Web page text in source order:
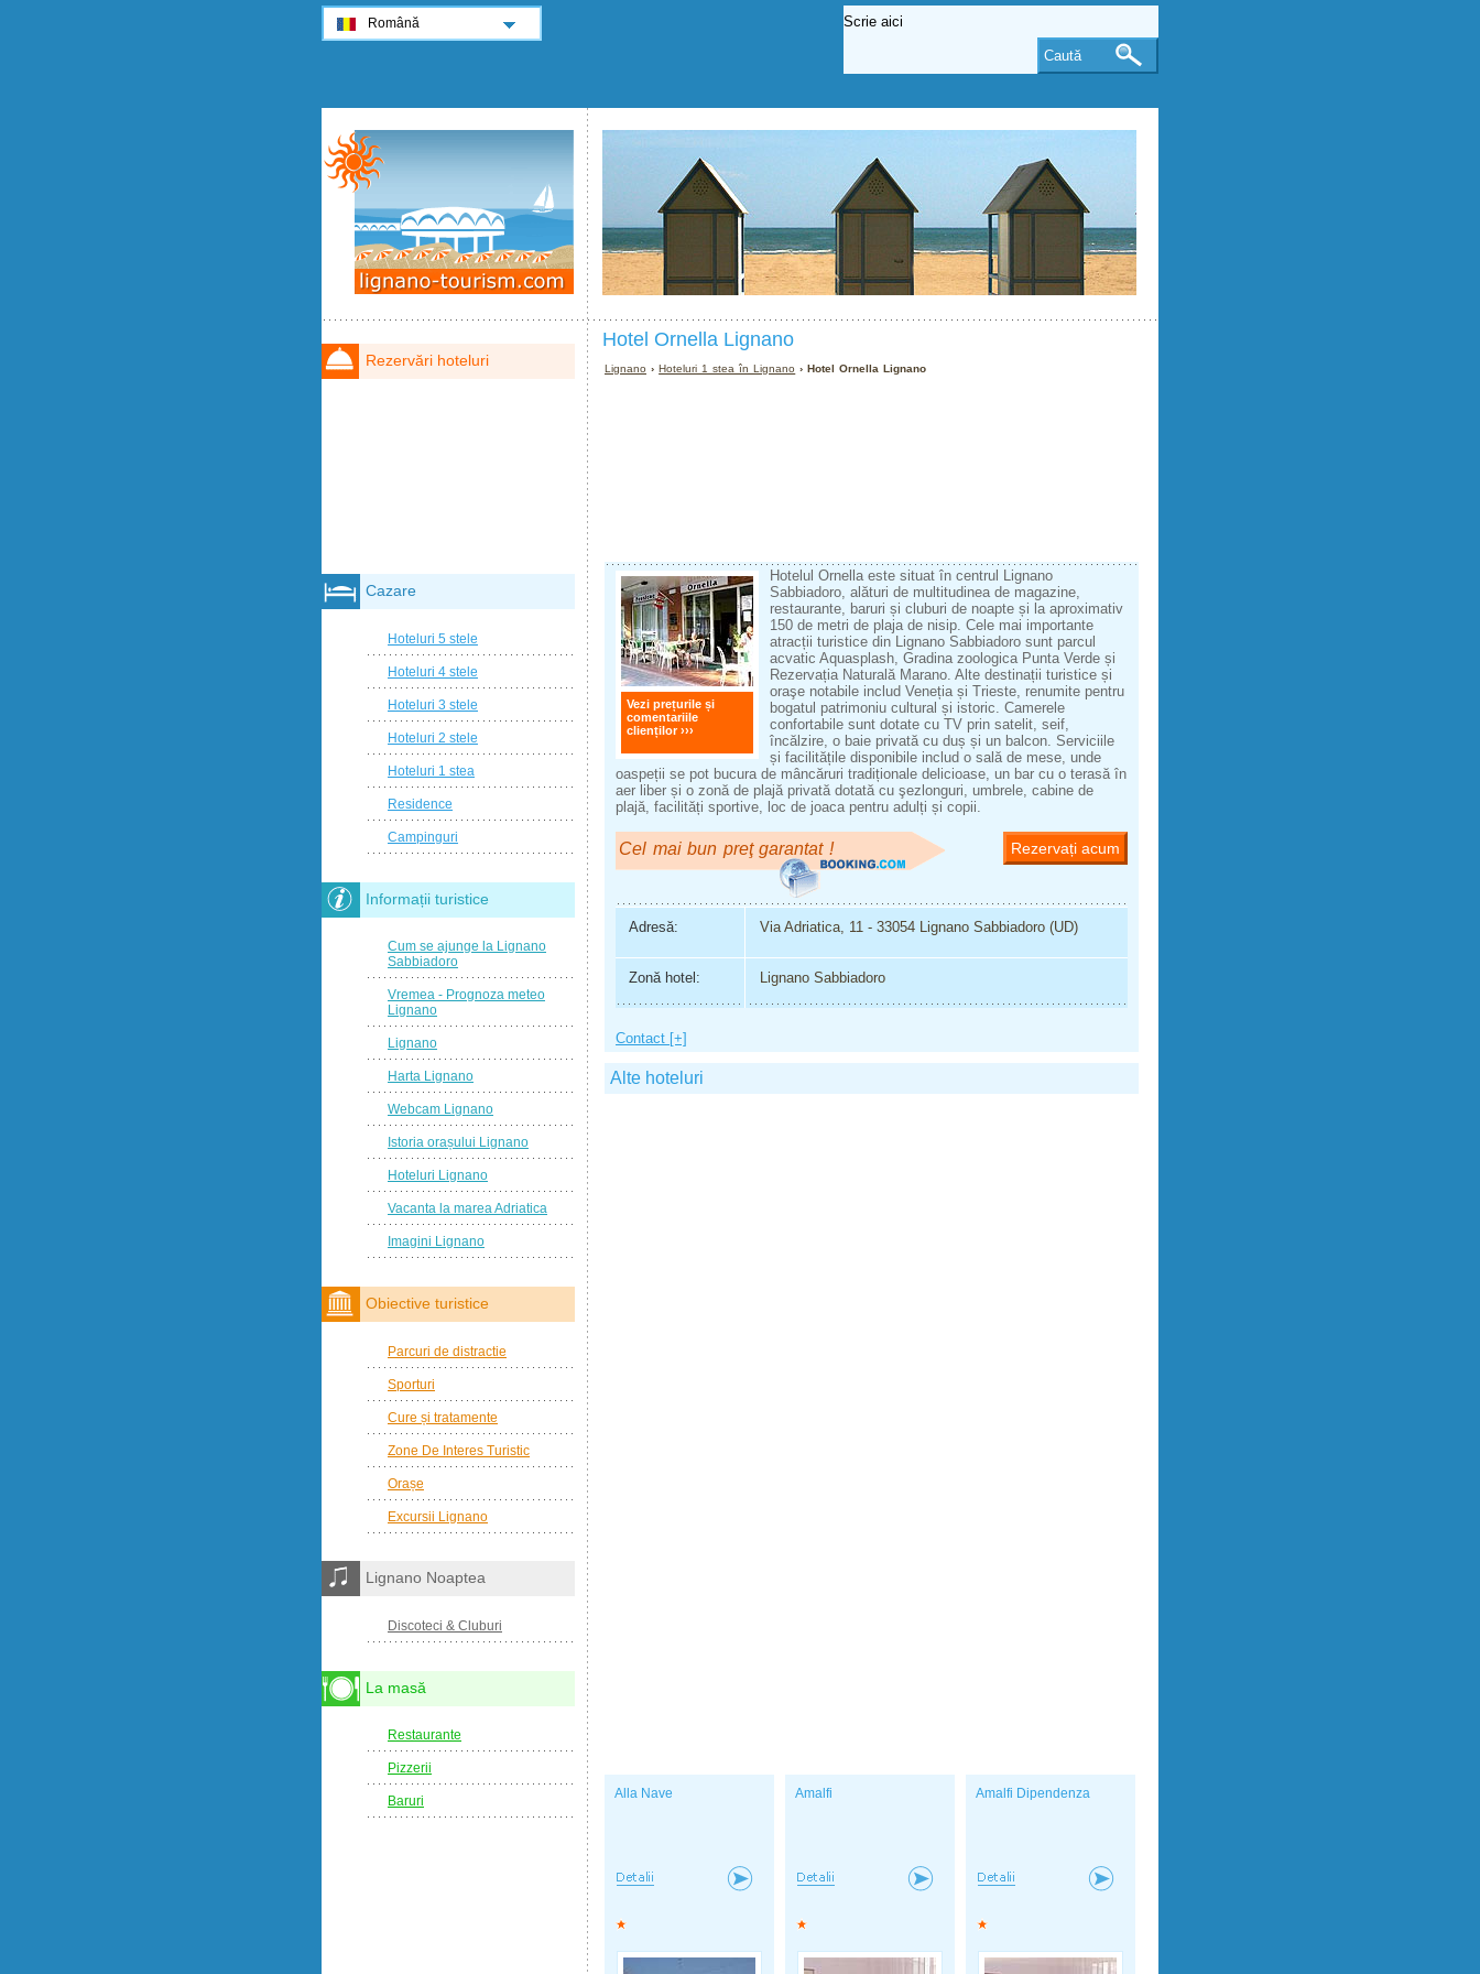
Hotel Ornella Lignano
Lignano ›Hoteluri 1 stea în Lignano › Hotel Ornella Lignano
Vezi prețurile și
comentariile
clienților ›››
Hotelul Ornella este situat în centrul Lignano
Sabbiadoro, alături de multitudinea de magazine,
restaurante, baruri și cluburi de noapte și la aproximativ
150 de metri de plaja de nisip. Cele mai importante
atracții turistice din Lignano Sabbiadoro sunt parcul
acvatic Aquasplash, Gradina zoologica Punta Verde și
Rezervația Naturală Marano. Alte destinații turistice și
oraşe notabile includ Veneția și Trieste, renumite pentru
bogatul patrimoniu cultural și istoric. Camerele
confortabile sunt dotate cu TV prin satelit, seif,
încălzire, o baie privată cu duș și un balcon. Serviciile
și facilitățile disponibile includ o sală de mese, unde
oaspeții se pot bucura de mâncăruri tradiționale delicioase, un bar cu o terasă în
aer liber și o zonă de plajă privată dotată cu şezlonguri, umbrele, cabine de
plajă, facilități sportive, loc de joaca pentru adulți și copii.
Cel mai bun preţ garantat ! Rezervați acum
Adresă: Via Adriatica, 11 - 33054 Lignano Sabbiadoro (UD)
Zonă hotel: Lignano Sabbiadoro
Contact [+]
Alte hoteluri
Alla Nave Amalfi Amalfi Dipendenza
Rezervări hoteluri
Cazare
Hoteluri 5 stele
Hoteluri 4 stele
Hoteluri 3 stele
Hoteluri 2 stele
Hoteluri 1 stea
Residence
Campinguri
Informații turistice
Cum se ajunge la Lignano
Sabbiadoro
Vremea - Prognoza meteo
Lignano
Lignano
Harta Lignano
Webcam Lignano
Istoria orașului Lignano
Hoteluri Lignano
Vacanta la marea Adriatica
Imagini Lignano
Obiective turistice
Parcuri de distractie
Sporturi
Cure și tratamente
Zone De Interes Turistic
Orașe
Excursii Lignano
Lignano Noaptea
Discoteci & Cluburi
La masă
Restaurante
Pizzerii
Baruri
Română
Caută